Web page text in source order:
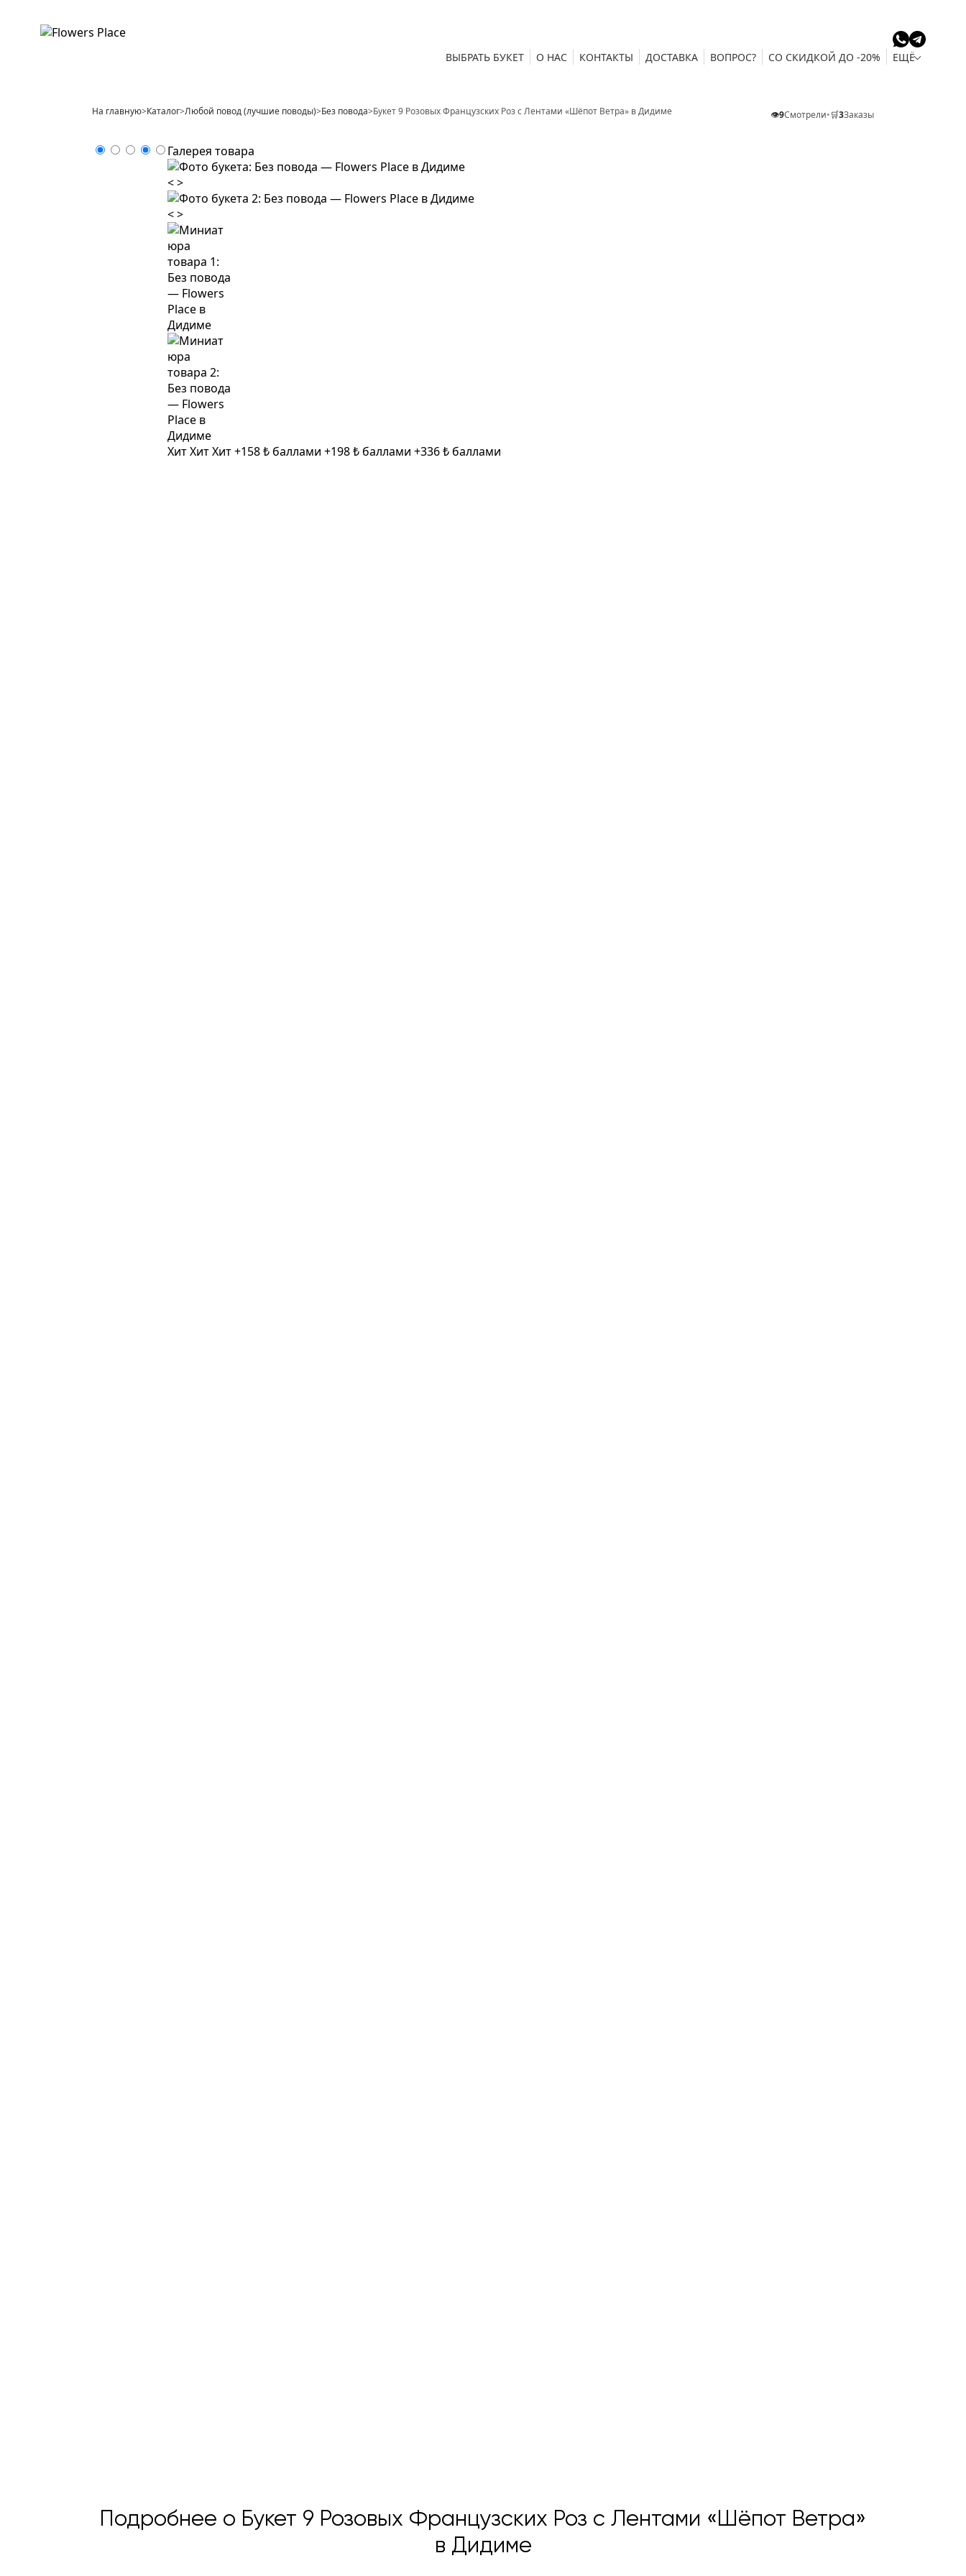
ВЫБРАТЬ БУКЕТ О НАС КОНТАКТЫ ДОСТАВКА ВОПРОС? СО СКИДКОЙ ДО -20% ЕЩЁ
На главную>Каталог>Любой повод (лучшие поводы)>Без повода>Букет 9 Розовых Французских Роз с Лентами «Шёпот Ветра» в Дидиме 👁️9Смотрели•🛒3Заказы
Галерея товара
<>
<>
ХитХитХит+158 ₺ баллами +198 ₺ баллами +336 ₺ баллами
Подробнее о Букет 9 Розовых Французских Роз с Лентами «Шёпот Ветра»
в Дидиме